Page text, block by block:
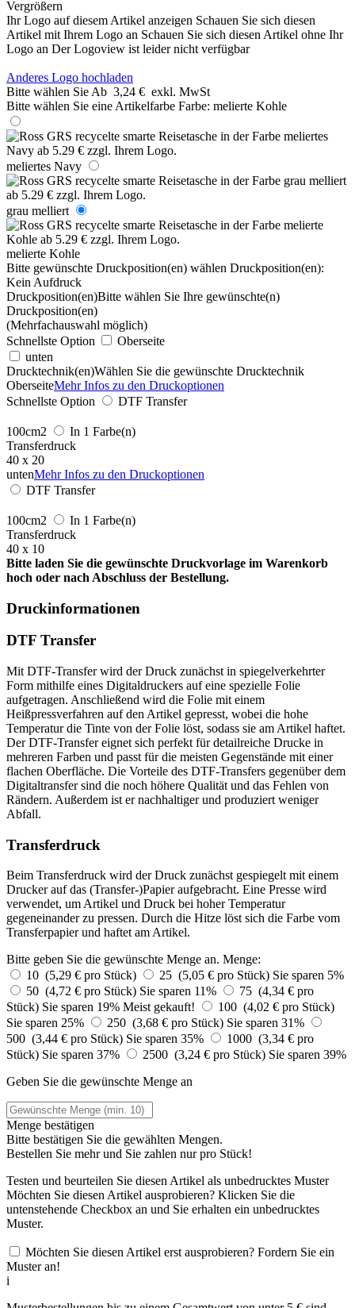
Vergrößern
Ihr Logo auf diesem Artikel anzeigen Schauen Sie sich diesen
Artikel mit Ihrem Logo an Schauen Sie sich diesen Artikel ohne Ihr
Logo an Der Logoview ist leider nicht verfügbar
Anderes Logo hochladen
Bitte wählen Sie Ab 3,24 € exkl. MwSt
Bitte wählen Sie eine Artikelfarbe Farbe: melierte Kohle
meliertes Navy
grau melliert
melierte Kohle
Bitte gewünschte Druckposition(en) wählen Druckposition(en):
Kein Aufdruck
Druckposition(en)Bitte wählen Sie Ihre gewünschte(n)
Druckposition(en)
(Mehrfachauswahl möglich)
Schnellste Option
Oberseite
unten
Drucktechnik(en)Wählen Sie die gewünschte Drucktechnik
OberseiteMehr Infos zu den Druckoptionen
Schnellste Option
DTF Transfer
100cm2
In 1 Farbe(n)
Transferdruck
40 x 20
untenMehr Infos zu den Druckoptionen
DTF Transfer
100cm2
In 1 Farbe(n)
Transferdruck
40 x 10
Bitte laden Sie die gewünschte Druckvorlage im Warenkorb
hoch oder nach Abschluss der Bestellung.
Druckinformationen
DTF Transfer
Mit DTF-Transfer wird der Druck zunächst in spiegelverkehrter
Form mithilfe eines Digitaldruckers auf eine spezielle Folie
aufgetragen. Anschließend wird die Folie mit einem
Heißpressverfahren auf den Artikel gepresst, wobei die hohe
Temperatur die Tinte von der Folie löst, sodass sie am Artikel haftet.
Der DTF-Transfer eignet sich perfekt für detailreiche Drucke in
mehreren Farben und passt für die meisten Gegenstände mit einer
flachen Oberfläche. Die Vorteile des DTF-Transfers gegenüber dem
Digitaltransfer sind die noch höhere Qualität und das Fehlen von
Rändern. Außerdem ist er nachhaltiger und produziert weniger
Abfall.
Transferdruck
Beim Transferdruck wird der Druck zunächst gespiegelt mit einem
Drucker auf das (Transfer-)Papier aufgebracht. Eine Presse wird
verwendet, um Artikel und Druck bei hoher Temperatur
gegeneinander zu pressen. Durch die Hitze löst sich die Farbe vom
Transferpapier und haftet am Artikel.
Bitte geben Sie die gewünschte Menge an. Menge:
10 (5,29 € pro Stück)
25 (5,05 € pro Stück) Sie sparen 5%
50 (4,72 € pro Stück) Sie sparen 11%
75 (4,34 € pro
Stück) Sie sparen 19% Meist gekauft!
100 (4,02 € pro Stück)
Sie sparen 25%
250 (3,68 € pro Stück) Sie sparen 31%
500 (3,44 € pro Stück) Sie sparen 35%
1000 (3,34 € pro
Stück) Sie sparen 37% 2500 (3,24 € pro Stück) Sie sparen 39%
Geben Sie die gewünschte Menge an
Menge bestätigen
Bitte bestätigen Sie die gewählten Mengen.
Bestellen Sie mehr und Sie zahlen nurpro Stück!
Testen und beurteilen Sie diesen Artikel als unbedrucktes Muster
Möchten Sie diesen Artikel ausprobieren? Klicken Sie die
untenstehende Checkbox an und Sie erhalten ein unbedrucktes
Muster.
Möchten Sie diesen Artikel erst ausprobieren? Fordern Sie ein
Muster an!
i